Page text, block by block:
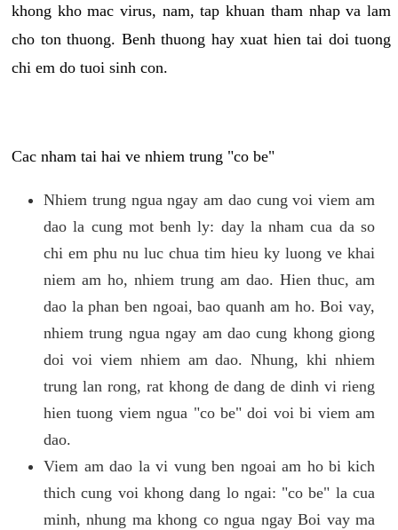
khong kho mac virus, nam, tap khuan tham nhap va lam
cho ton thuong. Benh thuong hay xuat hien tai doi tuong
chi em do tuoi sinh con.
Cac nham tai hai ve nhiem trung "co be"
Nhiem trung ngua ngay am dao cung voi viem am
dao la cung mot benh ly: day la nham cua da so
chi em phu nu luc chua tim hieu ky luong ve khai
niem am ho, nhiem trung am dao. Hien thuc, am
dao la phan ben ngoai, bao quanh am ho. Boi vay,
nhiem trung ngua ngay am dao cung khong giong
doi voi viem nhiem am dao. Nhung, khi nhiem
trung lan rong, rat khong de dang de dinh vi rieng
hien tuong viem ngua "co be" doi voi bi viem am
dao.
Viem am dao la vi vung ben ngoai am ho bi kich
thich cung voi khong dang lo ngai: "co be" la cua
minh, nhung ma khong co ngua ngay Boi vay ma